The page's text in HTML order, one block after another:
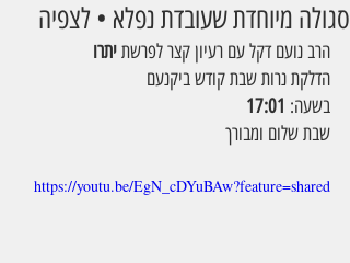
סגולה מיוחדת שעובדת נפלא • לצפיה
הרב נועם דקל עם רעיון קצר לפרשת יתרו
הדלקת נרות שבת קודש ביקנעם
בשעה: 17:01
שבת שלום ומבורך
https://youtu.be/EgN_cDYuBAw?feature=shared